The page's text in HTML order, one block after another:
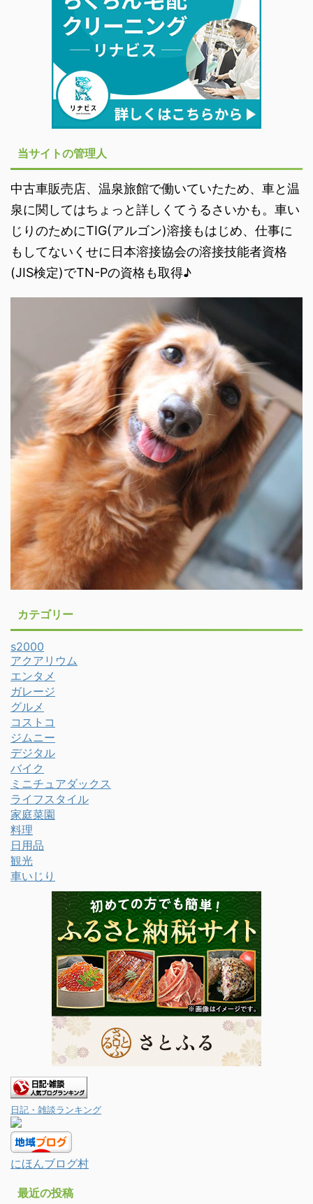
当サイトの管理人
中古車販売店、温泉旅館で働いていたため、車と温
泉に関してはちょっと詳しくてうるさいかも。車い
じりのためにTIG(アルゴン)溶接もはじめ、仕事に
もしてないくせに日本溶接協会の溶接技能者資格
(JIS検定)でTN-Pの資格も取得♪
カテゴリー
s2000
アクアリウム
エンタメ
ガレージ
グルメ
コストコ
ジムニー
デジタル
バイク
ミニチュアダックス
ライフスタイル
家庭菜園
料理
日用品
観光
車いじり
日記・雑談ランキング
にほんブログ村
最近の投稿